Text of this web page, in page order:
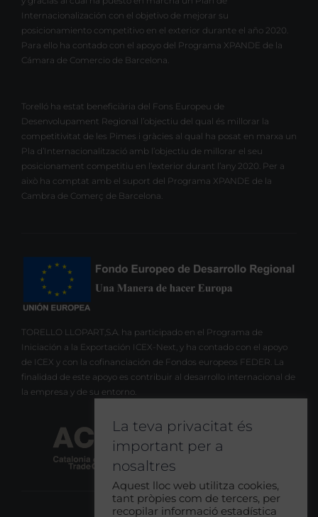
Internacionalización con el objetivo de mejorar su
posicionamiento competitivo en el exterior durante el año 2020.
Para ello ha contado con el apoyo del Programa XPANDE de la
Cámara de Comercio de Barcelona.
Torelló ha estat beneficiària del Fons Europeu de
Desenvolupament Regional l’objectiu del qual és millorar la
competitivitat de les Pimes i gràcies al qual ha posat en marxa un
Pla d’Internacionalització amb l’objectiu de millorar el seu
posicionament competitiu en l’exterior durant l’any 2020. Per a
això ha comptat amb el suport del Programa XPANDE de la
Cambra de Comerç de Barcelona.
TORELLO LLOPART,S.A. ha participado en el Programa de
Iniciación a la Exportación ICEX-Next, y ha contado con el apoyo
de ICEX y con la cofinanciación de Fondos europeos FEDER. La
finalidad de este apoyo es contribuir al desarrollo internacional de
la empresa y de su entorno.
La teva privacitat és
important per a
nosaltres
Aquest lloc web utilitza cookies,
tant pròpies com de tercers, per
recopilar informació estadística